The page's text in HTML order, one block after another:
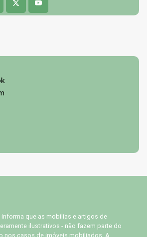
informa que as mobílias e artigos de
ilustrativos - não fazem parte do
nos casos de imóveis mobiliados. A